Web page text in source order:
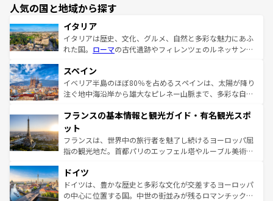
人気の国と地域から探す
イタリア
イタリアは歴史、文化、グルメ、自然と多彩な魅力にあふ
れた国。 ローマの古代遺跡やフィレンツェのルネッサンス
ろん、トスカーナの美しい田園風景やアマルフィ海岸の絶
景など、自然景観も見逃せない。観光の合間には、本場の
ピザやパスタなど、絶品のイタリア料理を堪能することも
ませてくれるイタリアで、忘れられない旅をしてみよう！
なお、新着のイタリア情報は
しい。
スペイン
イベリア半島のほぼ80％を占めるスペインは、太陽が降り
注ぐ地中海沿岸から雄大なピレネー山脈まで、多彩な自然
文化が根付くこの国では、情熱的なフラメンコ、熱気あふ
れる闘牛、そして美味しいタパスが生活の一部となってい
る。首都マドリードの洗練された雰囲気や、バルセロナの
アートに溢れた街角から、地方では古代ローマ遺跡や中世
せる。地方によって風土や気候が異なるスペインはその個
性で訪れる人を魅了する。 なお、新着のスペイン情報は コ
ンテンツ一覧を参照してほしい。
フランスの基本情報と観光ガイド・有名観光スポ
ット
フランスは、世界中の旅行者を魅了し続けるヨーロッパ屈
指の観光地だ。首都パリのエッフェル塔やルーブル美術館
で、幅広い魅力が詰まっている。華麗な宮殿、歴史的な大
聖堂、美しいビーチ、そして豊かな自然が、訪れる者を心
から魅了する。また、フランスは美食の国としても知ら
ドイツ
ドイツは、豊かな歴史と多彩な文化が交差するヨーロッパ
の中心に位置する国。中世の街並みが残るロマンチック街